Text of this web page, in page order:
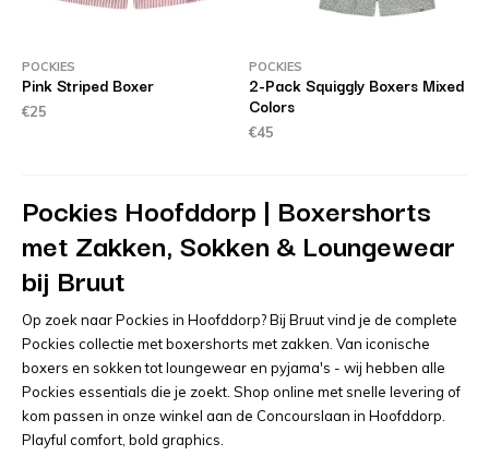
POCKIES
Pink Striped Boxer
€25
POCKIES
2-Pack Squiggly Boxers Mixed
Colors
€45
Pockies Hoofddorp | Boxershorts
met Zakken, Sokken & Loungewear
bij Bruut
Op zoek naar Pockies in Hoofddorp? Bij Bruut vind je de complete
Pockies collectie met boxershorts met zakken. Van iconische
boxers en sokken tot loungewear en pyjama's - wij hebben alle
Pockies essentials die je zoekt. Shop online met snelle levering of
kom passen in onze winkel aan de Concourslaan in Hoofddorp.
Playful comfort, bold graphics.